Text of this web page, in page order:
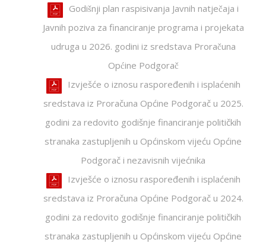
Godišnji plan raspisivanja Javnih natječaja i
Javnih poziva za financiranje programa i projekata
udruga u 2026. godini iz sredstava Proračuna
Općine Podgorač
Izvješće o iznosu raspoređenih i isplaćenih
sredstava iz Proračuna Općine Podgorač u 2025.
godini za redovito godišnje financiranje političkih
stranaka zastupljenih u Općinskom vijeću Općine
Podgorač i nezavisnih vijećnika
Izvješće o iznosu raspoređenih i isplaćenih
sredstava iz Proračuna Općine Podgorač u 2024.
godini za redovito godišnje financiranje političkih
stranaka zastupljenih u Općinskom vijeću Općine